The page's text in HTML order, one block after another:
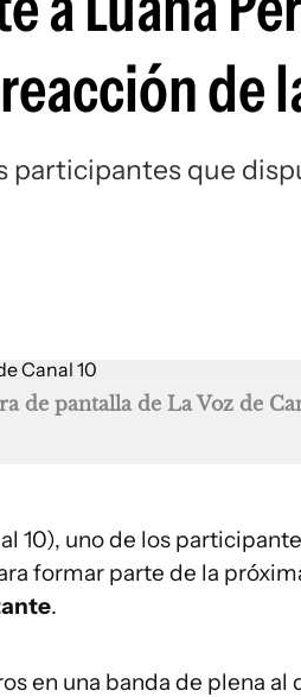
de
participantes que
de pantalla de La Voz de
10), uno de los
formar parte de la
.
en una banda de plena al